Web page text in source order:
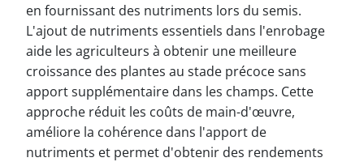
en fournissant des nutriments lors du semis.
L'ajout de nutriments essentiels dans l'enrobage
aide les agriculteurs à obtenir une meilleure
croissance des plantes au stade précoce sans
apport supplémentaire dans les champs. Cette
approche réduit les coûts de main-d'œuvre,
améliore la cohérence dans l'apport de
nutriments et permet d'obtenir des rendements